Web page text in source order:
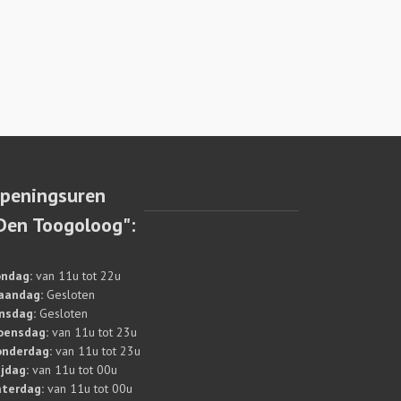
Toogoloog":
van 11u tot 22u
Gesloten
Gesloten
van 11u tot 23u
van 11u tot 23u
van 11u tot 00u
van 11u tot 00u